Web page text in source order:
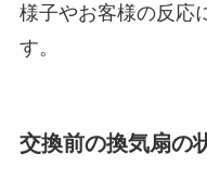
様子やお客様の反応
す。
交換前の換気扇の